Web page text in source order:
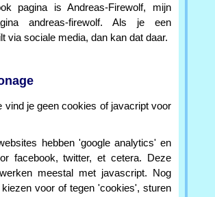
pagina is Andreas-Firewolf, mijn
andreas-firewolf. Als je een
via sociale media, dan kan dat daar.
vind je geen cookies of javacript voor
hebben 'google analytics' en
facebook, twitter, et cetera. Deze
meestal met javascript. Nog
voor of tegen 'cookies', sturen